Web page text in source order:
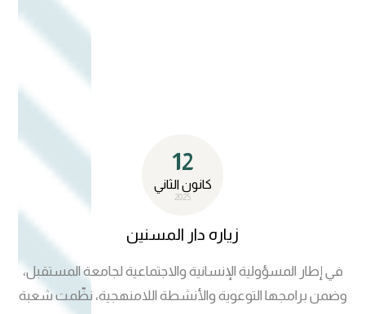
النفسي في دعم البيئة الجامعية المستدامة. التفاعل مع زوار
المهرجان وطرح نماذج من أنشطة الشعبة الهادفة. الأنشطة
التي قدّمتها الشعبة في االبوث: 1. بوث توعوي تعريفي يحتوي
التربوي. تعريف بمهام الشعبة وأنشطتها الموجهة للطلبة.
عبارات تحفيزية ونصائح للحفاظ على الصحة النفسية. دراسات
حالة حول ( اثر بر الوالدين على النجاح في الحياة، لاللتنمر الالكتروني،
دور وسائل الاعلام في الحد من التطرف الفكري، العنف ضد كبار
12
كانون الثاني
2025
زياره دار المسنين
في إطار المسؤولية الإنسانية والاجتماعية لجامعة المستقبل،
وضمن برامجها التوعوية والأنشطة اللامنهجية، نظّمت شعبة